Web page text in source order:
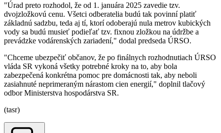
"Úrad preto rozhodol, že od 1. januára 2025 zavedie tzv.
dvojzložkovú cenu. Všetci odberatelia budú tak povinní platiť
základnú sadzbu, teda aj tí, ktorí odoberajú nula metrov kubických
vody sa budú musieť podieľať tzv. fixnou zložkou na údržbe a
prevádzke vodárenských zariadení," dodal predseda ÚRSO.
"Chceme ubezpečiť občanov, že po finálnych rozhodnutiach ÚRSO
vláda SR vykoná všetky potrebné kroky na to, aby bola
zabezpečená konkrétna pomoc pre domácnosti tak, aby neboli
zasiahnuté neprimeraným nárastom cien energií," doplnil tlačový
odbor Ministerstva hospodárstva SR.
(tasr)